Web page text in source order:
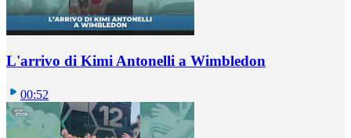
L'arrivo di Kimi Antonelli a Wimbledon
00:52